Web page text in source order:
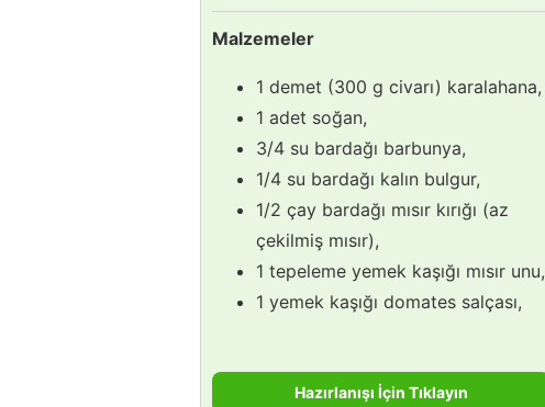
Malzemeler
1 demet (300 g civarı) karalahana,
1 adet soğan,
3/4 su bardağı barbunya,
1/4 su bardağı kalın bulgur,
1/2 çay bardağı mısır kırığı (az
çekilmiş mısır),
1 tepeleme yemek kaşığı mısır unu,
1 yemek kaşığı domates salçası,
Hazırlanışı İçin Tıklayın